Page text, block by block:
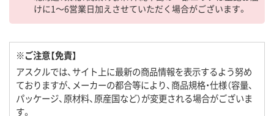
けに1～6営業日加えさせていただく場合がございます。
※ご注意【免責】
アスクルでは、サイト上に最新の商品情報を表示するよう努め
ておりますが、メーカーの都合等により、商品規格・仕様（容量、
パッケージ、原材料、原産国など）が変更される場合がございま
す。